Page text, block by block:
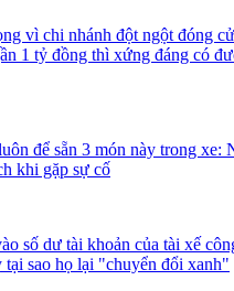
vì chi nhánh đột ngột đóng
1 tỷ đồng thì xứng đáng có
để sẵn 3 món này trong xe:
khi gặp sự cố
số dư tài khoản của tài xế
tại sao họ lại "chuyển đổi xanh"